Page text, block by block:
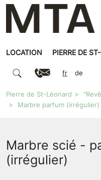
LOCATION PIERRE DE
fr de
Pierre de St-Léonard
Marbre parfum (irrégulier)
Marbre scié -
(irrégulier)